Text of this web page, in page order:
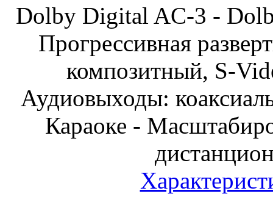
Dolby Digital AC-3 -
Прогрессивная
композитный, S-
Аудиовыходы:
Караоке -